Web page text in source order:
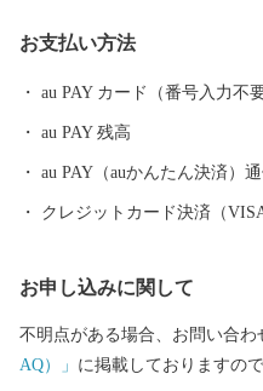
いと願っています。 みなさんの温かいご支援、お待ちしており
お支払い方法
au PAY カード（番号入力不要
au PAY 残高
au PAY（auかんたん決済）
クレジットカード決済（
お申し込みに関して
不明点がある場合、お問い合わ
AQ）」 に掲載しておりますの